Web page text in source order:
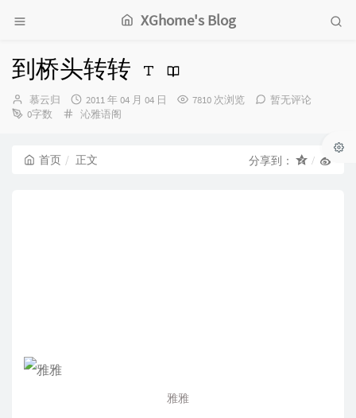
XGhome's Blog
到桥头转转
博
主：
慕云归
发
布
2011 年 04 月 04 日 7810 次浏览
暂无评论
0字数
分
沁雅语阁
首页 正文 分享到：
雅雅